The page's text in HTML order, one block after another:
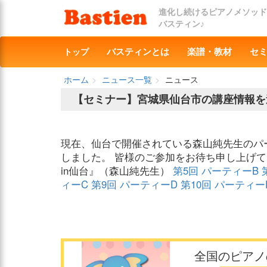
進化し続けるピアノメソッド
バスティン♪
トップ バスティンとは 楽譜・教材 セ
ホーム ニュース一覧
ニュース
【セミナー】宮城県仙台市の講座情報
現在、仙台で開催されている森山純先生の
しました。 皆様のご参加をお待ち申し上げ
in仙台』（森山純先生） 第5回 パーティーB
ィーC 第9回 パーティーD 第10回 パーティ
全国のピア